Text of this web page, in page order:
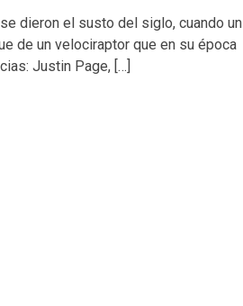
dieron el susto del siglo, cuando un
de un velociraptor que en su época
Justin Page, […]